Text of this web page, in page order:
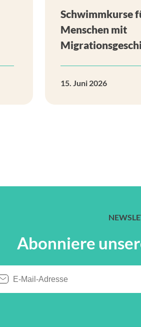
Schwimmkurse
Menschen mit
15. Juni 2026
Abonniere